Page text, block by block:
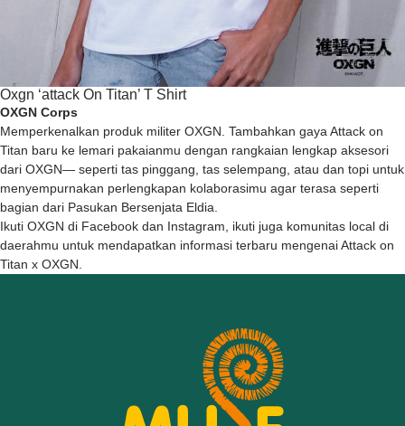
Oxgn ‘attack On Titan’ T Shirt
OXGN Corps
Memperkenalkan produk militer OXGN. Tambahkan gaya Attack on
Titan baru ke lemari pakaianmu dengan rangkaian lengkap aksesori
dari OXGN— seperti tas pinggang, tas selempang, atau dan topi untuk
menyempurnakan perlengkapan kolaborasimu agar terasa seperti
bagian dari Pasukan Bersenjata Eldia.
Ikuti OXGN di Facebook dan Instagram, ikuti juga komunitas local di
daerahmu untuk mendapatkan informasi terbaru mengenai Attack on
Titan x OXGN.